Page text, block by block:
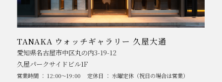
TANAKA ウォッチギャラリー 久屋大通
愛知県名古屋市中区丸の内3-19-12
久屋パークサイドビル1F
営業時間 ： 12:00～19:00 定休日 ： 水曜定休（祝日の場合は営業）